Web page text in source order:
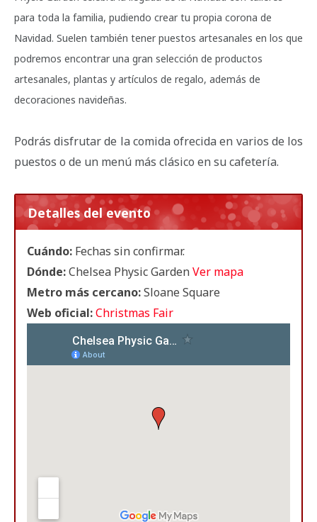
para toda la familia, pudiendo crear tu propia corona de
Navidad. Suelen también tener puestos artesanales en los que
podremos encontrar una gran selección de productos
artesanales, plantas y artículos de regalo, además de
decoraciones navideñas.
Podrás disfrutar de la comida ofrecida en varios de los
puestos o de un menú más clásico en su cafetería.
Detalles del evento
Cuándo: Fechas sin confirmar.
Dónde:Chelsea Physic GardenVer mapa
Metro más cercano:Sloane Square
Web oficial:Christmas Fair